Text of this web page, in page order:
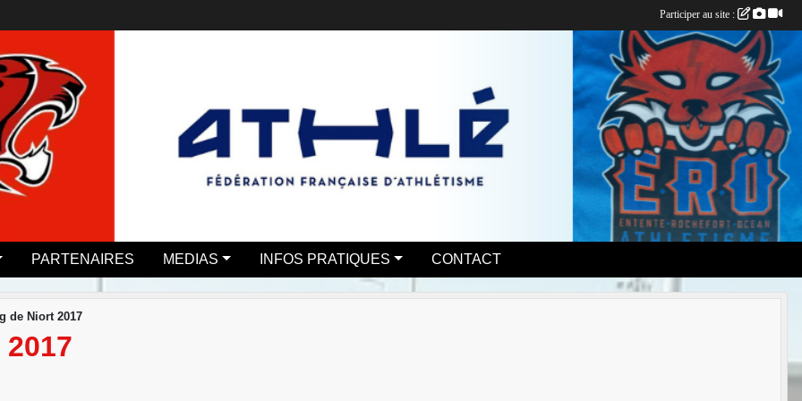
PARTENAIRES MEDIAS INFOS PRATIQUES CONTACT
de Niort 2017
2017
Participer au site :